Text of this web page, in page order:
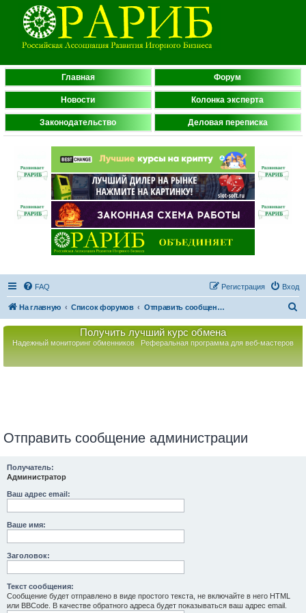
Главная Форум
Новости Колонка эксперта
Законодательство Деловая переписка
FAQ Вход
Регистрация
На главную Список форумов Отправить сообщение администрации
Получить лучший курс обмена
Надежный мониторинг обменников Реферальная программа для веб-мастеров
Отправить сообщение администрации
Получатель:
Администратор
Ваш адрес email:
Ваше имя:
Заголовок:
Текст сообщения:
Сообщение будет отправлено в виде простого текста, не включайте в него HTML
или BBCode. В качестве обратного адреса будет показываться ваш адрес email.